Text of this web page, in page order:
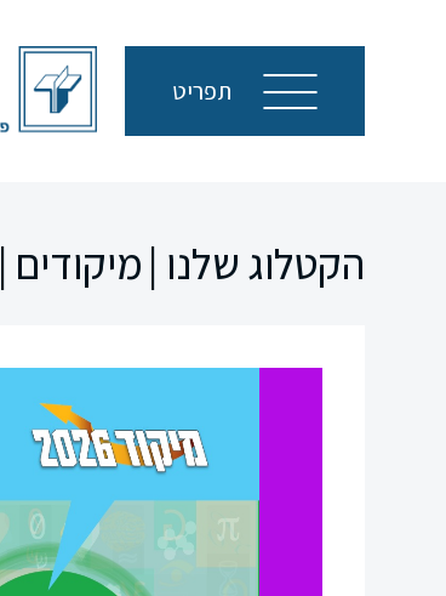
תפריט
הקטלוג שלנו |מיקודים |